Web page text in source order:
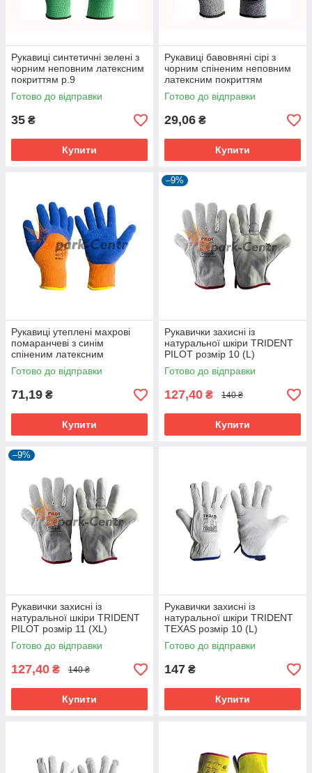
Рукавиці синтетичні зелені з
чорним неповним латексним
покриттям р.9
Готово до відправки
35 ₴
Купити
Рукавиці бавовняні сірі з
чорним спіненим неповним
латексним покриттям
Готово до відправки
29,06 ₴
Купити
Рукавиці утеплені махрові
помаранчеві з синім
спіненим латексним
покриттям
Готово до відправки
71,19 ₴
Купити
–9%
Рукавички захисні із
натуральної шкіри TRIDENT
PILOT розмір 10 (L)
Готово до відправки
127,40 ₴ 140 ₴
Купити
–9%
Рукавички захисні із
натуральної шкіри TRIDENT
PILOT розмір 11 (XL)
Готово до відправки
127,40 ₴ 140 ₴
Купити
Рукавички захисні із
натуральної шкіри TRIDENT
TEXAS розмір 10 (L)
Готово до відправки
147 ₴
Купити